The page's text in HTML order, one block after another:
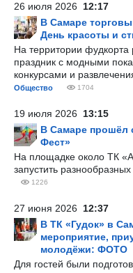
26 июля 2026 12:17
В Самаре
День красоты и
На территории
праздник с модными
конкурсами и
Общество 1704
19 июля 2026 13:15
В Самаре прошёл
Фест»
На площадке около ТК
запустить
1226
27 июня 2026 12:37
В ТК «Гудок» в
мероприятие,
молодёжи: ФОТО
Для гостей были